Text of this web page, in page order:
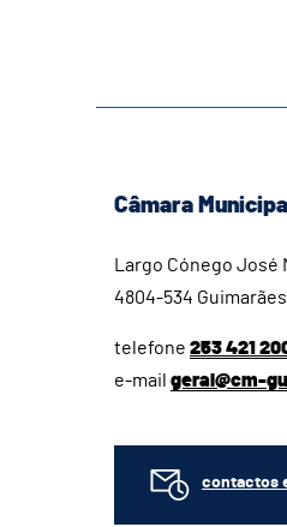
Câmara
Largo Cónego José
4804-534 Guimarães
telefone 253 421
e-mail geral@cm-
contactos